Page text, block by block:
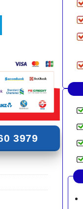
10tr900 số lượng
3979